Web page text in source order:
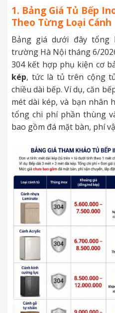
1. Bảng Giá Tủ Bếp
Theo Từng Loại Cánh
Bảng giá dưới đây tổng
trường Hà Nội tháng 6/
304 kết hợp phụ kiện cơ
kép, tức là tủ trên cộng
chiều dài bếp. Ví dụ, căn
mét dài kép, và bạn nhân
tổng chi phí phần thùng
bao gồm đá mặt bàn, phí